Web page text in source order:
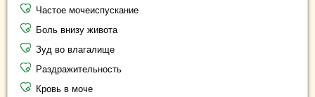
Частое мочеиспускание
Боль внизу живота
Зуд во влагалище
Раздражительность
Кровь в моче